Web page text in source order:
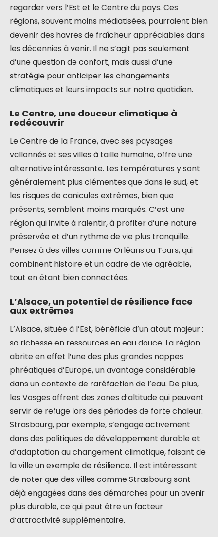
regarder vers l’Est et le Centre du pays. Ces
régions, souvent moins médiatisées, pourraient bien
devenir des havres de fraîcheur appréciables dans
les décennies à venir. Il ne s’agit pas seulement
d’une question de confort, mais aussi d’une
stratégie pour anticiper les changements
climatiques et leurs impacts sur notre quotidien.
Le Centre, une douceur climatique à
redécouvrir
Le Centre de la France, avec ses paysages
vallonnés et ses villes à taille humaine, offre une
alternative intéressante. Les températures y sont
généralement plus clémentes que dans le sud, et
les risques de canicules extrêmes, bien que
présents, semblent moins marqués. C’est une
région qui invite à ralentir, à profiter d’une nature
préservée et d’un rythme de vie plus tranquille.
Pensez à des villes comme Orléans ou Tours, qui
combinent histoire et un cadre de vie agréable,
tout en étant bien connectées.
L’Alsace, un potentiel de résilience face
aux extrêmes
L’Alsace, située à l’Est, bénéficie d’un atout majeur :
sa richesse en ressources en eau douce. La région
abrite en effet l’une des plus grandes nappes
phréatiques d’Europe, un avantage considérable
dans un contexte de raréfaction de l’eau. De plus,
les Vosges offrent des zones d’altitude qui peuvent
servir de refuge lors des périodes de forte chaleur.
Strasbourg, par exemple, s’engage activement
dans des politiques de développement durable et
d’adaptation au changement climatique, faisant de
la ville un exemple de résilience. Il est intéressant
de noter que des villes comme Strasbourg sont
déjà engagées dans des démarches pour un avenir
plus durable, ce qui peut être un facteur
d’attractivité supplémentaire.